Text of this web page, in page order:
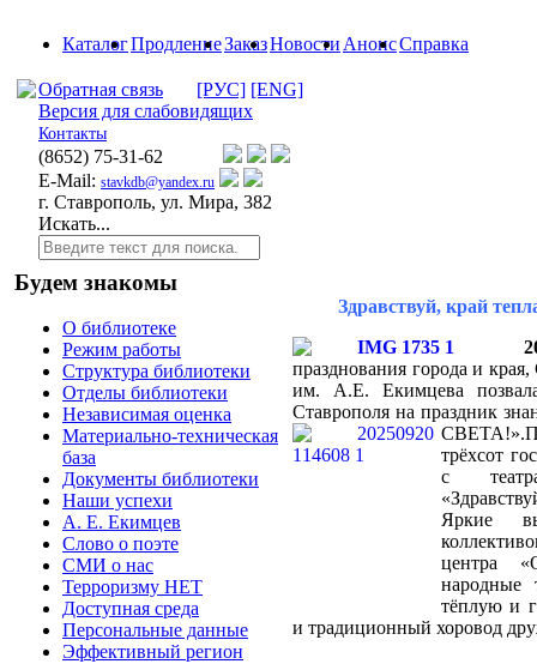
КаталогПродлениеЗаказНовости АнонсСправка
Обратная связь [РУС] [ENG]
Версия для слабовидящих
Контакты
(8652) 75-31-62
E-Mail: stavkdb@yandex.ru
г. Ставрополь, ул. Мира, 382
Искать...
Будем знакомы
О библиотеке
Режим работы
Структура библиотеки
Отделы библиотеки
Независимая оценка
Материально-техническая
база
Документы библиотеки
Наши успехи
А. Е. Екимцев
Слово о поэте
СМИ о нас
Терроризму НЕТ
Доступная среда
Персональные данные
Эффективный регион
Здравствуй, край
празднования города и края,
им. А.Е. Екимцева
Ставрополяна праздник
трёхсот
с
Яркие
центра
народные
тёплую и
и традиционный хоровод